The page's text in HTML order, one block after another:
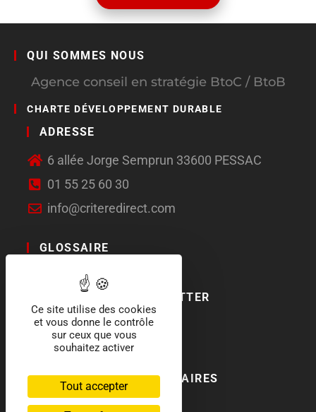
QUI SOMMES NOUS
Agence conseil en stratégie BtoC / BtoB
CHARTE DÉVELOPPEMENT DURABLE
ADRESSE
6 allée Jorge Semprun 33600 PESSAC
01 55 25 60 30
info@criteredirect.com
GLOSSAIRE
LE BLOG
ABONNEMENT NEWSLETTER
SOCIAL MEDIA
NOS LABELS ET PARTENAIRES
Ce site utilise des cookies
et vous donne le contrôle
sur ceux que vous
souhaitez activer
Tout accepter